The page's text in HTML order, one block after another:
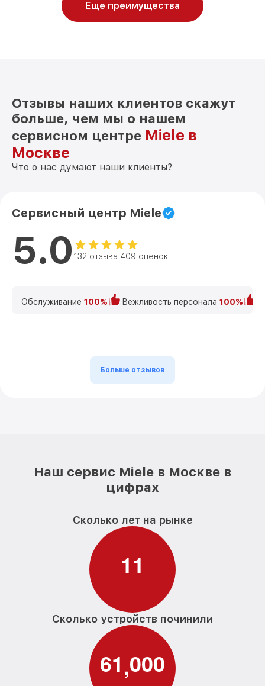
Еще преимущества
Отзывы наших клиентов скажут
больше, чем мы о нашем
сервисном центре Miele в
Москве
Что о нас думают наши клиенты?
Сервисный центр Miele
5.0 132 отзыва 409 оценок
Обслуживание 100% Вежливость персонала 100%
Больше отзывов
Наш сервис Miele в Москве в
цифрах
Сколько лет на рынке
11
Сколько устройств починили
61,000